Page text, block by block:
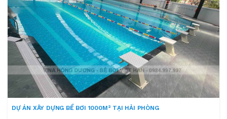
DỰ ÁN XÂY DỰNG BỂ BƠI 1000M² TẠI HẢI PHÒNG